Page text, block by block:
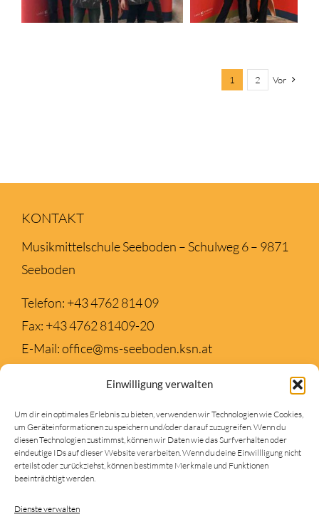
Einwilligung verwalten
Um dir ein optimales Erlebnis zu bieten, verwenden wir Technologien wie Cookies,
um Geräteinformationen zu speichern und/oder darauf zuzugreifen. Wenn du
diesen Technologien zustimmst, können wir Daten wie das Surfverhalten oder
eindeutige IDs auf dieser Website verarbeiten. Wenn du deine Einwillligung nicht
erteilst oder zurückziehst, können bestimmte Merkmale und Funktionen
beeinträchtigt werden.
Dienste verwalten
1 2 Vor
KONTAKT
Musikmittelschule Seeboden – Schulweg 6 – 9871
Seeboden
Telefon: +43 4762 814 09
Fax: +43 4762 81409-20
E-Mail:office@ms-seeboden.ksn.at
TERMINE
Keine Veranstaltung gefunden!